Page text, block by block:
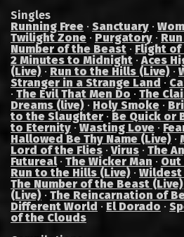
Singles
Running Free · Sanctuary ·
Twilight Zone · Purgatory ·
Number of the Beast · Flight of
2 Minutes to Midnight ·Aces
(Live) · Run to the Hills (Live) ·
Stranger in a Strange Land ·
· The Evil That Men Do · The
Dreams (live) · Holy Smoke ·
to the Slaughter · Be Quick or
to Eternity·Wasting Love ·
Hallowed Be Thy Name (Live) ·
Lord of the Flies ·Virus · The
Futureal· The Wicker Man ·
Run to the Hills (Live) · Wildest
The Number of the Beast (Live)
(Live) · The Reincarnation of
Different World · El Dorado ·
of the Clouds